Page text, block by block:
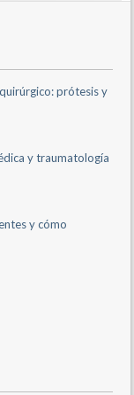
prótesis y
y traumatología
y cómo